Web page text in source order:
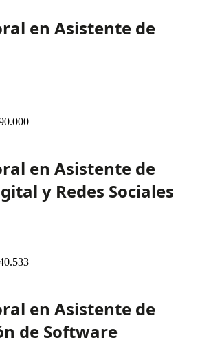
en Asistente de
en Asistente de
y Redes Sociales
en Asistente de
de Software